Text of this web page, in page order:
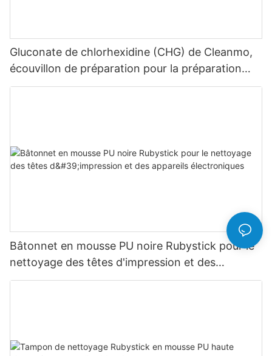
Gluconate de chlorhexidine (CHG) de Cleanmo,
écouvillon de préparation pour la préparation
cutanée des zones périphériques
Bâtonnet en mousse PU noire Rubystick pour le
nettoyage des têtes d'impression et des
appareils électroniques